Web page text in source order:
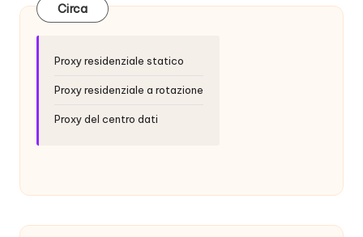
a
y
P
Circa
Proxy residenziale statico
Proxy residenziale a rotazione
Proxy del centro dati